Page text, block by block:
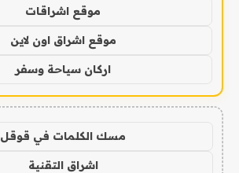
موقع اشراقات
موقع اشراق اون لاين
اركان سياحة وسفر
مسك الكلمات في قوقل
اشراق التقنية